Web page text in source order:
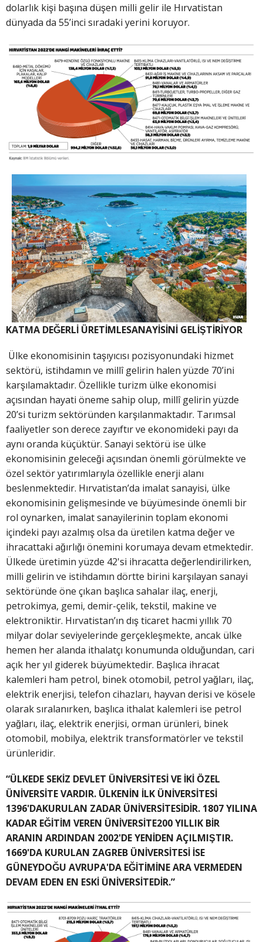
dolarlık kişi başına düşen milli gelir ile Hırvatistan
dünyada da 55’inci sıradaki yerini koruyor.
KATMA DEĞERLİ ÜRETİMLESANAYİSİNİ GELİŞTİRİYOR
Ülke ekonomisinin taşıyıcısı pozisyonundaki hizmet
sektörü, istihdamın ve millî gelirin halen yüzde 70’ini
karşılamaktadır. Özellikle turizm ülke ekonomisi
açısından hayati öneme sahip olup, millî gelirin yüzde
20’si turizm sektöründen karşılanmaktadır. Tarımsal
faaliyetler son derece zayıftır ve ekonomideki payı da
aynı oranda küçüktür. Sanayi sektörü ise ülke
ekonomisinin geleceği açısından önemli görülmekte ve
özel sektör yatırımlarıyla özellikle enerji alanı
beslenmektedir. Hırvatistan’da imalat sanayisi, ülke
ekonomisinin gelişmesinde ve büyümesinde önemli bir
rol oynarken, imalat sanayilerinin toplam ekonomi
içindeki payı azalmış olsa da üretilen katma değer ve
ihracattaki ağırlığı önemini korumaya devam etmektedir.
Ülkede üretimin yüzde 42'si ihracatta değerlendirilirken,
milli gelirin ve istihdamın dörtte birini karşılayan sanayi
sektöründe öne çıkan başlıca sahalar ilaç, enerji,
petrokimya, gemi, demir-çelik, tekstil, makine ve
elektroniktir. Hırvatistan’ın dış ticaret hacmi yıllık 70
milyar dolar seviyelerinde gerçekleşmekte, ancak ülke
hemen her alanda ithalatçı konumunda olduğundan, cari
açık her yıl giderek büyümektedir. Başlıca ihracat
kalemleri ham petrol, binek otomobil, petrol yağları, ilaç,
elektrik enerjisi, telefon cihazları, hayvan derisi ve kösele
olarak sıralanırken, başlıca ithalat kalemleri ise petrol
yağları, ilaç, elektrik enerjisi, orman ürünleri, binek
otomobil, mobilya, elektrik transformatörler ve tekstil
ürünleridir.
“ÜLKEDE SEKİZ DEVLET ÜNİVERSİTESİ VE İKİ ÖZEL
ÜNİVERSİTE VARDIR. ÜLKENİN İLK ÜNİVERSİTESİ
1396'DAKURULAN ZADAR ÜNİVERSİTESİDİR. 1807 YILINA
KADAR EĞİTİM VEREN ÜNİVERSİTE200 YILLIK BİR
ARANIN ARDINDAN 2002'DE YENİDEN AÇILMIŞTIR.
1669'DA KURULAN ZAGREB ÜNİVERSİTESİ İSE
GÜNEYDOĞU AVRUPA'DA EĞİTİMİNE ARA VERMEDEN
DEVAM EDEN EN ESKİ ÜNİVERSİTEDİR.”